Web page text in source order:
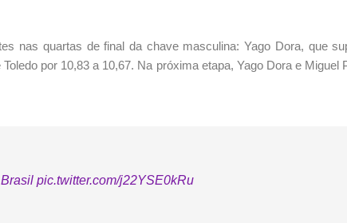
nas quartas de final da chave masculina: Yago Dora, que
por 10,83 a 10,67. Na próxima etapa, Yago Dora e Miguel
pic.twitter.com/j22YSE0kRu